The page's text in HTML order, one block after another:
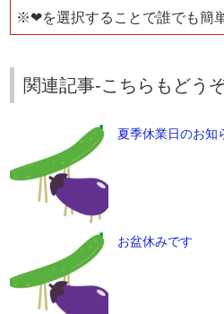
※❤を選択することで誰でも簡
関連記事-こちらもどう
夏季休業日のお知
お盆休みです